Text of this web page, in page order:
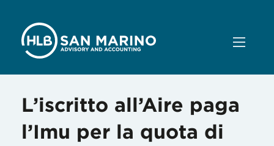
L’iscritto all’Aire paga
l’Imu per la quota di